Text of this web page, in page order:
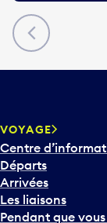
Précédent
VOYAGE
Centre
Départs
Arrivées
Les liaisons
Pendant que